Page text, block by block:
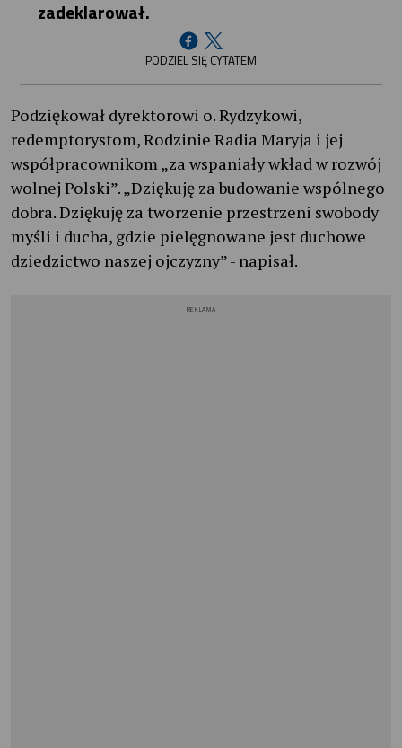
zadeklarował.
PODZIEL SIĘ CYTATEM
Podziękował dyrektorowi o. Rydzykowi,
redemptorystom, Rodzinie Radia Maryja i jej
współpracownikom „za wspaniały wkład w rozwój
wolnej Polski”. „Dziękuję za budowanie wspólnego
dobra. Dziękuję za tworzenie przestrzeni swobody
myśli i ducha, gdzie pielęgnowane jest duchowe
dziedzictwo naszej ojczyzny” - napisał.
REKLAMA